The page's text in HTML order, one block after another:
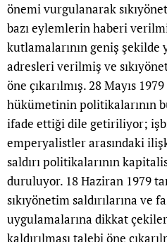
önemi vurgulanarak
bazı eylemlerin haberi
kutlamalarının geniş şekilde
adresleri verilmiş ve
öne çıkarılmış. 28 Mayıs
hükümetinin politikalarının
ifade ettiği dile getiriliyor;
emperyalistler arasındaki
saldırı politikalarının
duruluyor. 18 Haziran 1979
sıkıyönetim saldırılarına ve
uygulamalarına dikkat
kaldırılması talebi öne